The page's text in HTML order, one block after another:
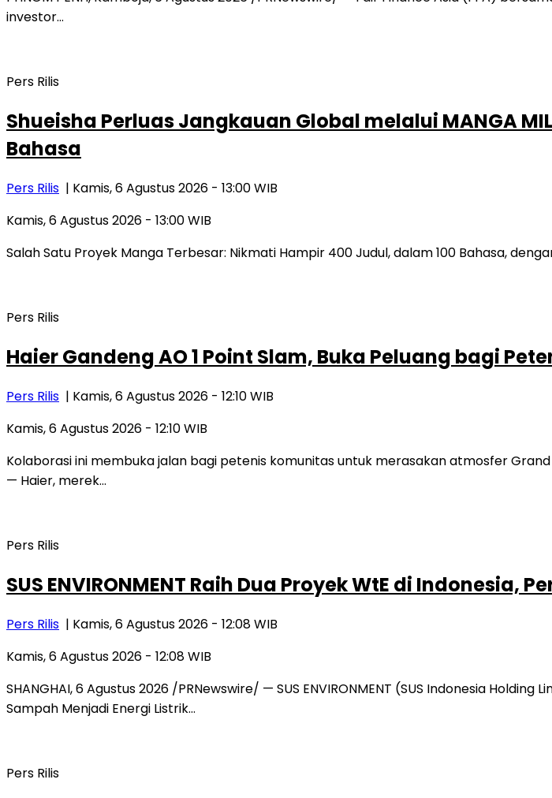
investor…
Pers Rilis
Shueisha Perluas Jangkauan Global melalui MANGA
Bahasa
Pers Rilis | Kamis, 6 Agustus 2026 - 13:00 WIB
Kamis, 6 Agustus 2026 - 13:00 WIB
Salah Satu Proyek Manga Terbesar: Nikmati Hampir 400 Judul, dalam 100 Bahasa,
Pers Rilis
Haier Gandeng AO 1 Point Slam, Buka Peluang bagi
Pers Rilis | Kamis, 6 Agustus 2026 - 12:10 WIB
Kamis, 6 Agustus 2026 - 12:10 WIB
Kolaborasi ini membuka jalan bagi petenis komunitas untuk merasakan atmosfer
— Haier, merek…
Pers Rilis
SUS ENVIRONMENT Raih Dua Proyek WtE di Indonesia,
Pers Rilis | Kamis, 6 Agustus 2026 - 12:08 WIB
Kamis, 6 Agustus 2026 - 12:08 WIB
SHANGHAI, 6 Agustus 2026 /PRNewswire/ — SUS ENVIRONMENT (SUS Indonesia
Sampah Menjadi Energi Listrik…
Pers Rilis